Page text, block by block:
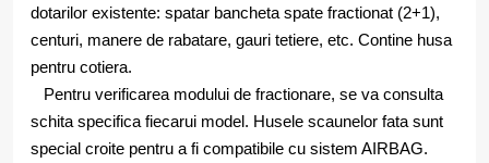
dotarilor existente: spatar bancheta spate fractionat (2+1),
centuri, manere de rabatare, gauri tetiere, etc. Contine husa
pentru cotiera.
Pentru verificarea modului de fractionare, se va consulta
schita specifica fiecarui model. Husele scaunelor fata sunt
special croite pentru a fi compatibile cu sistem AIRBAG.